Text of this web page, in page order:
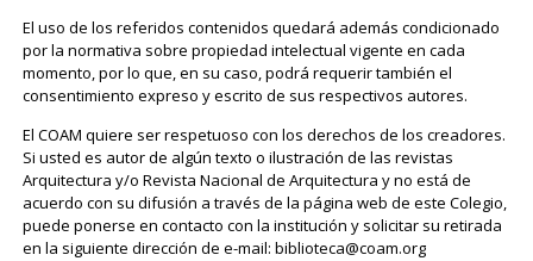
El uso de los referidos contenidos quedará además condicionado
por la normativa sobre propiedad intelectual vigente en cada
momento, por lo que, en su caso, podrá requerir también el
consentimiento expreso y escrito de sus respectivos autores.
El COAM quiere ser respetuoso con los derechos de los creadores.
Si usted es autor de algún texto o ilustración de las revistas
Arquitectura y/o Revista Nacional de Arquitectura y no está de
acuerdo con su difusión a través de la página web de este Colegio,
puede ponerse en contacto con la institución y solicitar su retirada
en la siguiente dirección de e-mail: biblioteca@coam.org